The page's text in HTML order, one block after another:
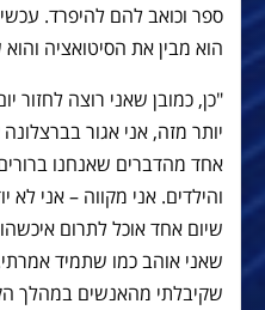
ספר וכואב להם להיפרד.
הוא מבין את הסיטואציה
"כן, כמובן שאני רוצה לחזור
יותר מזה, אני אגור
אחד מהדברים שאנחנו
והילדים. אני מקווה – אני לא
שיום אחד אוכל לתרום איכשהו
שאני אוהב כמו שתמיד
שקיבלתי מהאנשים במהלך